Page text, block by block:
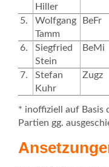
Hiller
5.
Wolfgang
Tamm
BeFr
6.
Siegfried
Stein
BeMi
7.
Stefan
Kuhr
Zugz
* inoffiziell auf Basis
Partien gg.